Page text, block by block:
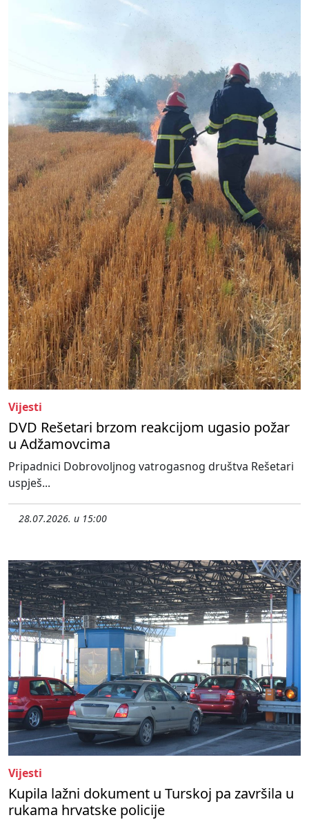
Vijesti
DVD Rešetari brzom reakcijom ugasio požar
u Adžamovcima
Pripadnici Dobrovoljnog vatrogasnog društva Rešetari
uspješ...
28.07.2026. u 15:00
Vijesti
Kupila lažni dokument u Turskoj pa završila u
rukama hrvatske policije